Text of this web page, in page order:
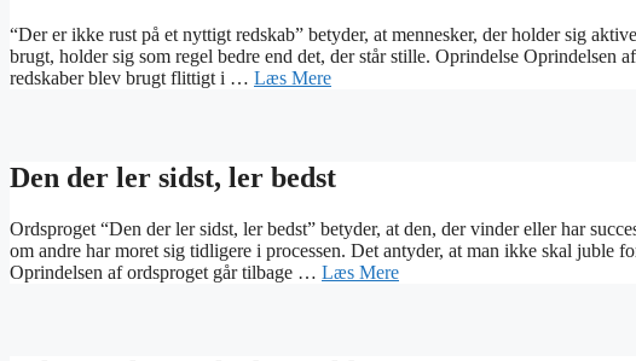
“Der er ikke rust på et nyttigt redskab” betyder, at mennesker, der holder sig
brugt, holder sig som regel bedre end det, der står stille. Oprindelse
redskaber blev brugt flittigt i … Læs Mere
Den der ler sidst, ler bedst
Ordsproget “Den der ler sidst, ler bedst” betyder, at den, der vinder eller har
om andre har moret sig tidligere i processen. Det antyder, at man ikke skal juble
Oprindelsen af ordsproget går tilbage … Læs Mere